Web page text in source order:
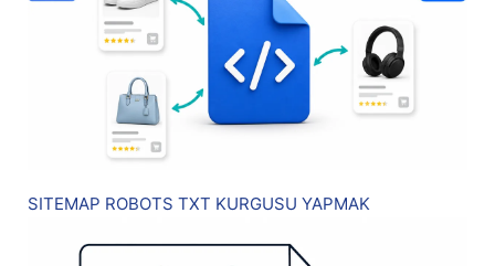
SITEMAP ROBOTS TXT KURGUSU YAPMAK